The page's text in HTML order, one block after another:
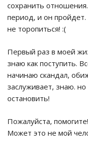
сохранить
период, и он
не торопиться! :(
Первый раз в моей
знаю как поступить.
начинаю скандал,
заслуживает, знаю.
остановить!
Пожалуйста,
Может это не мой